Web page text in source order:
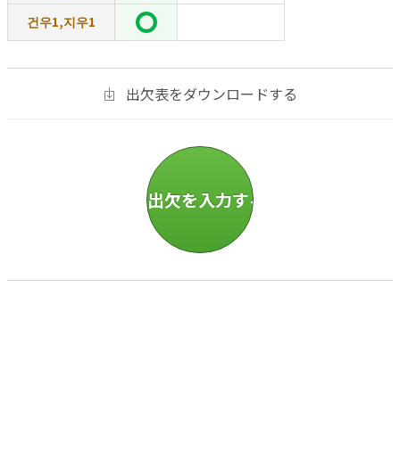
건우1,지우1
出欠表をダウンロードする